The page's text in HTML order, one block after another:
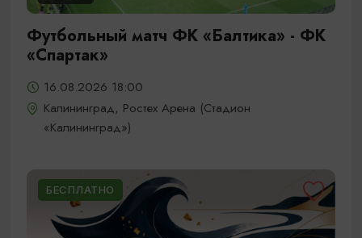
Футбольный матч ФК «Балтика» - ФК
«Спартак»
16.08.2026 18:00
Калининград, Ростех Арена (Стадион
«Калининград»)
БЕСПЛАТНО